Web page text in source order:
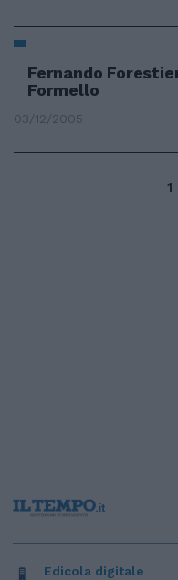
Fernando
Formello
03/12/2005
1
Edicola digitale